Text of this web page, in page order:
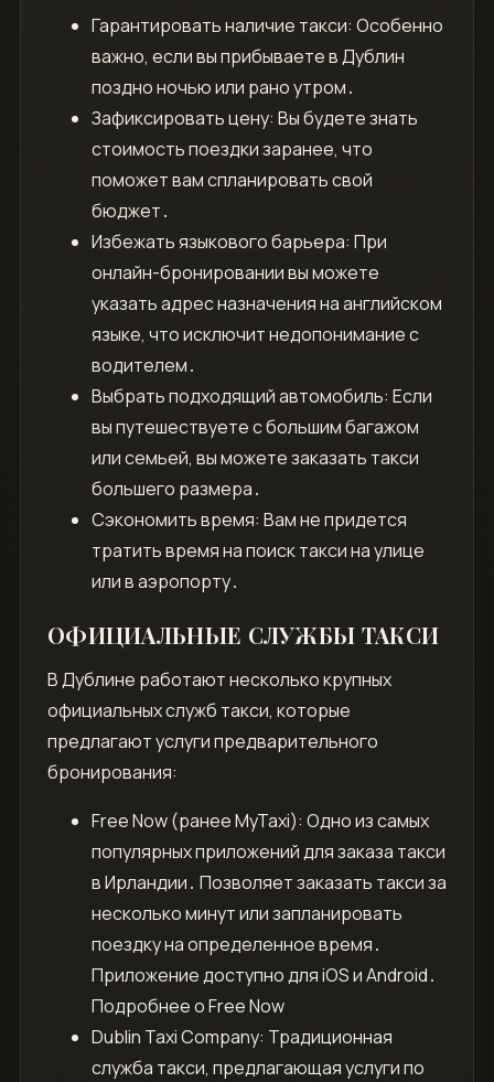
Гарантировать наличие такси: Особенно
важно, если вы прибываете в Дублин
поздно ночью или рано утром․
Зафиксировать цену: Вы будете знать
стоимость поездки заранее, что
поможет вам спланировать свой
бюджет․
Избежать языкового барьера: При
онлайн-бронировании вы можете
указать адрес назначения на английском
языке, что исключит недопонимание с
водителем․
Выбрать подходящий автомобиль: Если
вы путешествуете с большим багажом
или семьей, вы можете заказать такси
большего размера․
Сэкономить время: Вам не придется
тратить время на поиск такси на улице
или в аэропорту․
ОФИЦИАЛЬНЫЕ СЛУЖБЫ ТАКСИ
В Дублине работают несколько крупных
официальных служб такси, которые
предлагают услуги предварительного
бронирования:
Free Now (ранее MyTaxi): Одно из самых
популярных приложений для заказа такси
в Ирландии․ Позволяет заказать такси за
несколько минут или запланировать
поездку на определенное время․
Приложение доступно для iOS и Android․
Подробнее о Free Now
Dublin Taxi Company: Традиционная
служба такси, предлагающая услуги по